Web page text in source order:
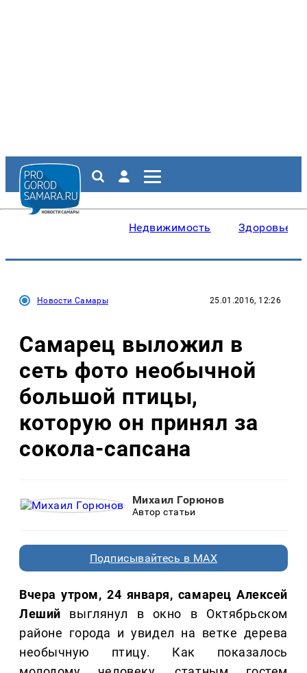
Недвижимость Здоровье
Новости Самары 25.01.2016, 12:26
Самарец выложил в
сеть фото необычной
большой птицы,
которую он принял за
сокола-сапсана
Михаил Горюнов
Автор статьи
Подписывайтесь в MAX
Вчера утром, 24 января, самарец Алексей
Леший выглянул в окно в Октябрьском
районе города и увидел на ветке дерева
необычную птицу. Как показалось